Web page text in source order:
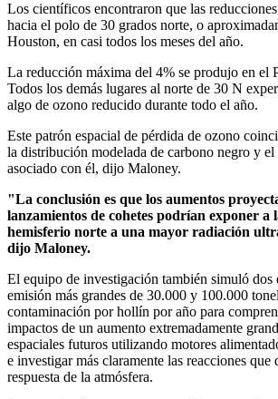
Los científicos encontraron que las
hacia el polo de 30 grados norte, o
Houston, en casi todos los meses del año.
La reducción máxima del 4% se produjo en el
Todos los demás lugares al norte de 30 N
algo de ozono reducido durante todo el año.
Este patrón espacial de pérdida de ozono
la distribución modelada de carbono negro y el
asociado con él, dijo Maloney.
"La conclusión es que los aumentos
lanzamientos de cohetes podrían exponer a
hemisferio norte a una mayor radiación
dijo Maloney.
El equipo de investigación también simuló dos
emisión más grandes de 30.000 y 100.000
contaminación por hollín por año para
impactos de un aumento extremadamente
espaciales futuros utilizando motores
e investigar más claramente las reacciones que
respuesta de la atmósfera.